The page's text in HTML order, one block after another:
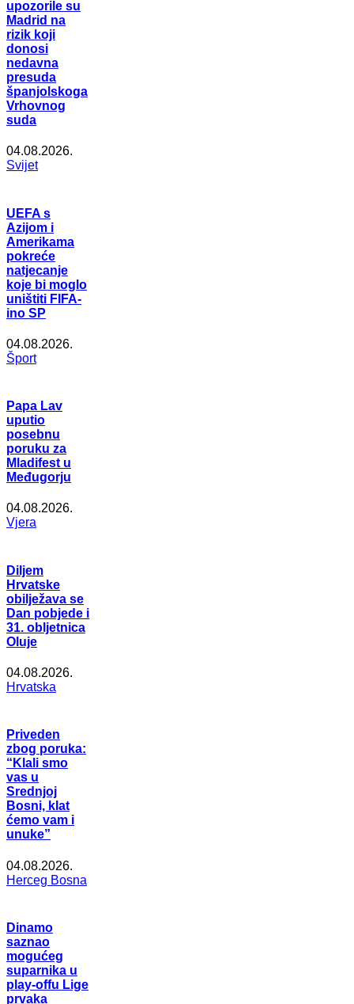
upozorile su
Madrid na
rizik koji
donosi
nedavna
presuda
španjolskoga
Vrhovnog
suda
04.08.2026.
Svijet
UEFA s
Azijom i
Amerikama
pokreće
natjecanje
koje bi moglo
uništiti FIFA-
ino SP
04.08.2026.
Šport
Papa Lav
uputio
posebnu
poruku za
Mladifest u
Međugorju
04.08.2026.
Vjera
Diljem
Hrvatske
obilježava se
Dan pobjede i
31. obljetnica
Oluje
04.08.2026.
Hrvatska
Priveden
zbog poruka:
“Klali smo
vas u
Srednjoj
Bosni, klat
ćemo vam i
unuke”
04.08.2026.
Herceg Bosna
Dinamo
saznao
mogućeg
suparnika u
play-offu Lige
prvaka